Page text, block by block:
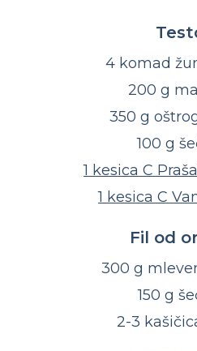
4 komad
200 g
350 g
100 g
1 kesica C
1 kesica C
Fil od
300 g
150 g
2-3